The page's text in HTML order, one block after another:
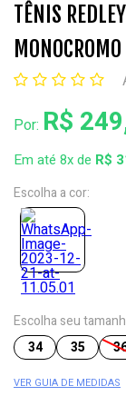
TÊNIS
Por: R$
Em até 8x de R$
Escolha a cor:
Escolha seu
34
35
VER GUIA DE MEDIDAS